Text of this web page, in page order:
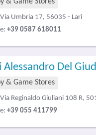
Via Umbria 17, 56035 - Lari
+39 0587 618011
Alessandro Del
& Game Stores
Via Reginaldo Giuliani 108 R,
+39 055 411799